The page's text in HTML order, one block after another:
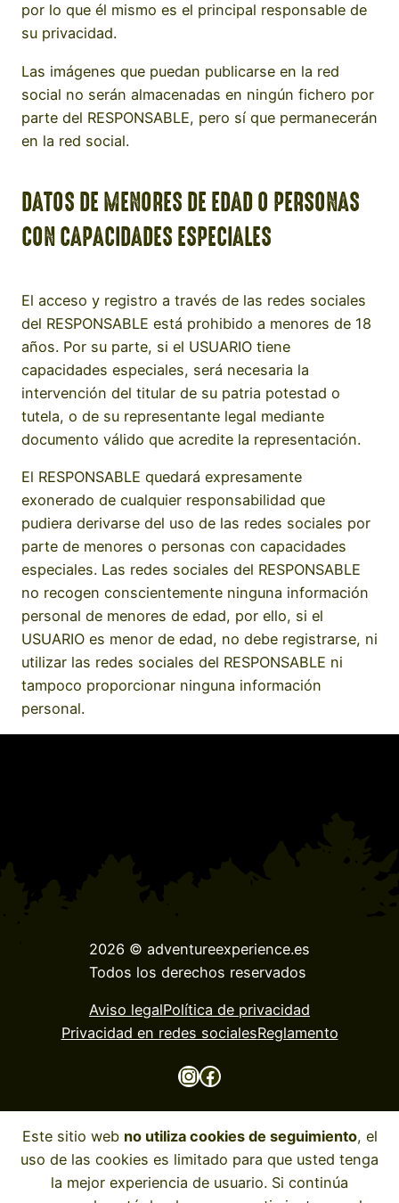
por lo que él mismo es el principal responsable de
su privacidad.
Las imágenes que puedan publicarse en la red
social no serán almacenadas en ningún fichero por
parte del RESPONSABLE, pero sí que permanecerán
en la red social.
DATOS DE MENORES DE EDAD O PERSONAS
CON CAPACIDADES ESPECIALES
El acceso y registro a través de las redes sociales
del RESPONSABLE está prohibido a menores de 18
años. Por su parte, si el USUARIO tiene
capacidades especiales, será necesaria la
intervención del titular de su patria potestad o
tutela, o de su representante legal mediante
documento válido que acredite la representación.
El RESPONSABLE quedará expresamente
exonerado de cualquier responsabilidad que
pudiera derivarse del uso de las redes sociales por
parte de menores o personas con capacidades
especiales. Las redes sociales del RESPONSABLE
no recogen conscientemente ninguna información
personal de menores de edad, por ello, si el
USUARIO es menor de edad, no debe registrarse, ni
utilizar las redes sociales del RESPONSABLE ni
tampoco proporcionar ninguna información
personal.
2026 © adventureexperience.es
Todos los derechos reservados
Aviso legalPolítica de privacidad
Privacidad en redes socialesReglamento
InstagramFacebook
Este sitio web no utiliza cookies de seguimiento, el
uso de las cookies es limitado para que usted tenga
la mejor experiencia de usuario. Si continúa